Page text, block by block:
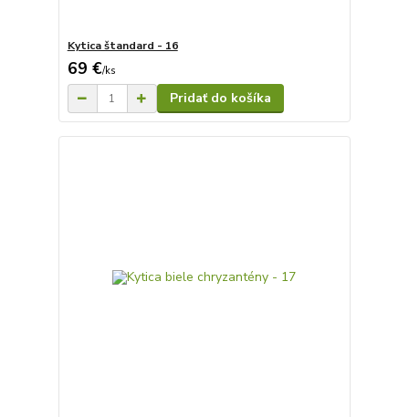
Kytica štandard - 16
69 €/ks
Pridať do košíka